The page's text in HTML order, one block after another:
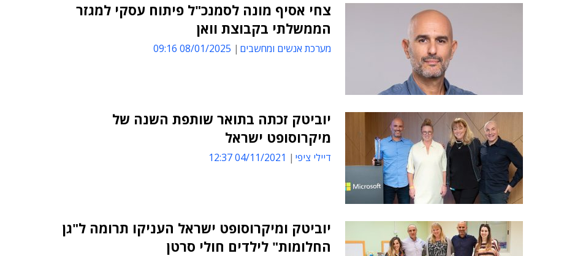
צחי אסיף מונה לסמנכ"ל פיתוח עסקי למגזר
הממשלתי בקבוצת וואן
מערכת אנשים ומחשבים 08/01/2025 09:16
יוביטק זכתה בתואר שותפת השנה של
מיקרוסופט ישראל
דיילי ציפי 04/11/2021 12:37
יוביטק ומיקרוסופט ישראל העניקו תרומה ל"גן
החלומות" לילדים חולי סרטן